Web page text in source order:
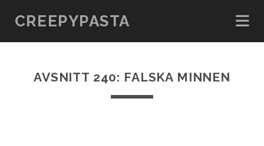
CREEPYPASTA
AVSNITT 240: FALSKA MINNEN